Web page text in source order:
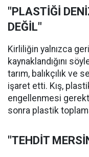
"PLASTİĞİ
DEĞİL"
Kirliliğin yalnızca
kaynaklandığını
tarım, balıkçılık ve
işaret etti. Kış,
engellenmesi
sonra plastik
"TEHDİT